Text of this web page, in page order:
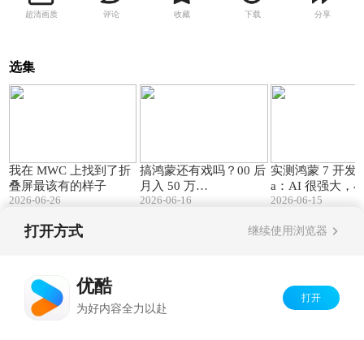
超清画质 评论 收藏 下载 分享
选集
我在 MWC 上找到了折
叠屏最该有的样子
2026-06-26
搞鸿蒙还有戏吗？00 后
月入 50 万…
2026-06-16
实测鸿蒙 7 开发
a：AI 很强大，
能干
2026-06-15
打开方式 继续使用浏览器
优酷
为好内容全力以赴
打开